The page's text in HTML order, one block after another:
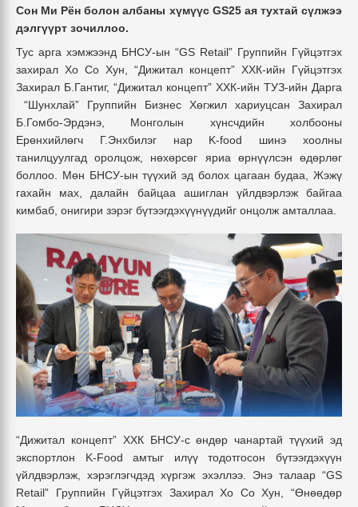
Сон Ми Рён болон албаны хүмүүс GS25 ая тухтай сүлжээ
дэлгүүрт зочиллоо.
Тус арга хэмжээнд БНСУ-ын “GS Retail” Группийн Гүйцэтгэх
захирал Хо Со Хун, “Дижитал концепт” ХХК-ийн Гүйцэтгэх
Захирал Б.Гантиг, “Дижитал концепт” ХХК-ийн ТУЗ-ийн Дарга
“Шунхлай” Группийн Бизнес Хөгжил хариуцсан Захирал
Б.Гомбо-Эрдэнэ, Монголын хүнсчдийн холбооны
Ерөнхийлөгч Г.Энхбилэг нар K-food шинэ хоолны
танилцуулгад оролцож, нөхөрсөг яриа өрнүүлсэн өдөрлөг
боллоо. Мөн БНСУ-ын түүхий эд болох цагаан будаа, Жэжү
гахайн мах, далайн байцаа ашиглан үйлдвэрлэж байгаа
кимбаб, онигири зэрэг бүтээгдэхүүнүүдийг онцолж амталлаа.
“Дижитал концепт” ХХК БНСУ-с өндөр чанартай түүхий эд
экспортлон K-Food амтыг илүү тодотгосон бүтээгдэхүүн
үйлдвэрлэж, хэрэглэгчдэд хүргэж эхэллээ. Энэ талаар “GS
Retail” Группийн Гүйцэтгэх ЗахиралХо Со Хун,
“Өнөөдөр